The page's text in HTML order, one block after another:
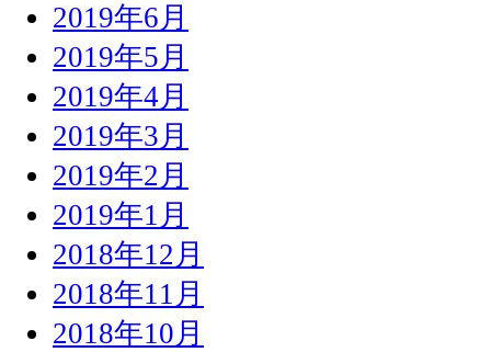
2019年6月
2019年5月
2019年4月
2019年3月
2019年2月
2019年1月
2018年12月
2018年11月
2018年10月